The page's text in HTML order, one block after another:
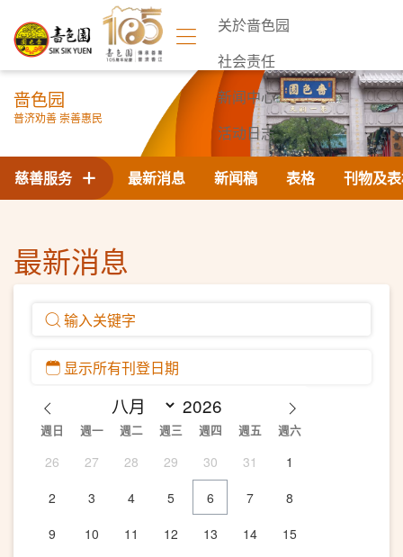
关於啬色园
社会责任
新闻中心
活动日志
联络我们
啬色园
普济劝善 崇善惠民
最新消息 新闻稿 表格 刊物及
慈善服务
最新消息
週日 週一 週二 週三 週四 週五 週六
26 27 28 29 30 31
1
2
3 4 5 6 7
8
9
10 11 12 13 14
15